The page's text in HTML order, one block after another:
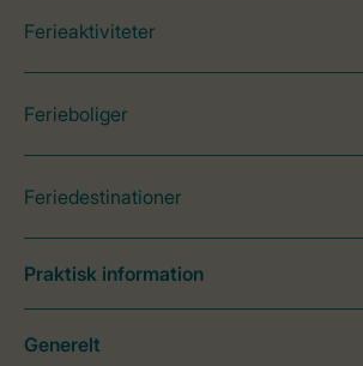
Ferieaktiviteter
Ferieboliger
Feriedestinationer
Praktisk information
Generelt